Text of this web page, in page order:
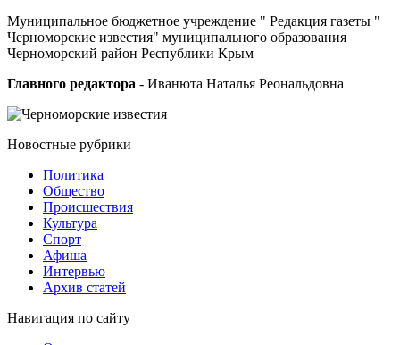
Муниципальное бюджетное учреждение " Редакция газеты "
Черноморские известия" муниципального образования
Черноморский район Республики Крым
Главного редактора - Иванюта Наталья Реональдовна
Новостные рубрики
Политика
Общество
Проиcшествия
Культура
Спорт
Афиша
Интервью
Архив статей
Навигация по сайту